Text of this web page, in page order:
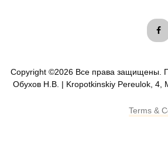
Copyright ©2026 Все права защищены.
Обухов Н.В. | Kropotkinskiy Pereulok, 4,
Terms &